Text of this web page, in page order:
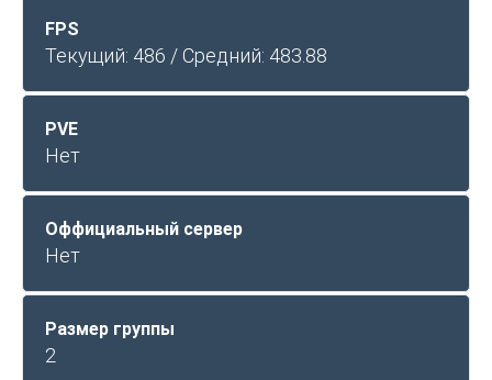
FPS
Текущий: 486 / Средний: 483.88
PVE
Нет
Оффициальный сервер
Нет
Размер группы
2